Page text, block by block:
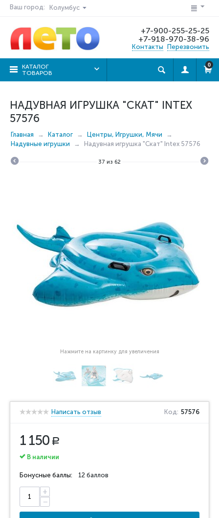
Ваш город: Колумбус
+7-900-255-25-25
+7-918-970-38-96
Контакты Перезвонить
КАТАЛОГ
ТОВАРОВ
0
НАДУВНАЯ ИГРУШКА "СКАТ" INTEX
57576
Главная Каталог
Центры, Игрушки, Мячи
Надувные игрушки
Надувная игрушка "Скат" Intex 57576
37 из 62
Нажмите на картинку для увеличения
Написать отзыв Код: 57576
1 150 Р
В наличии
Бонусные баллы: 12 баллов
+
−